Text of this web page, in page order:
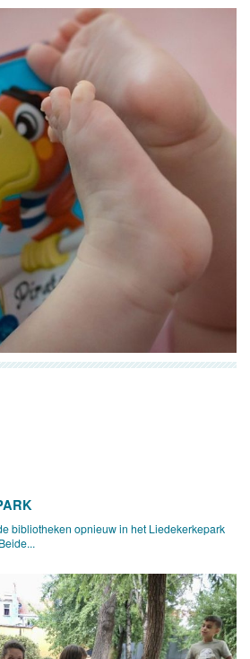
bibliotheken opnieuw in het Liedekerkepark